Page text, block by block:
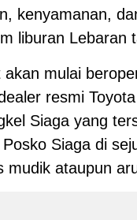
kenyamanan,
liburan Lebaran
mulai
resmi
Siaga yang
Siaga di
mudik ataupun